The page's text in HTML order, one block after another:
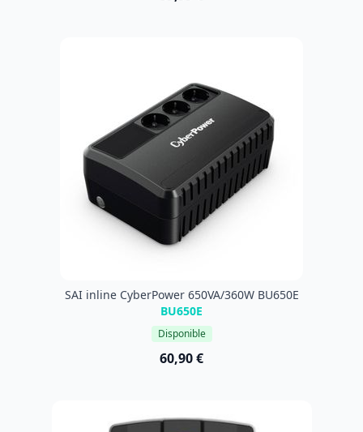
SAI inline CyberPower 650VA/360W BU650E
BU650E
Disponible
60,90 €